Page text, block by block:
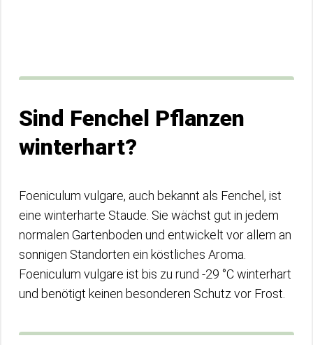
Sind Fenchel Pflanzen
winterhart?
Foeniculum vulgare, auch bekannt als Fenchel, ist
eine winterharte Staude. Sie wächst gut in jedem
normalen Gartenboden und entwickelt vor allem an
sonnigen Standorten ein köstliches Aroma.
Foeniculum vulgare ist bis zu rund -29 °C winterhart
und benötigt keinen besonderen Schutz vor Frost.